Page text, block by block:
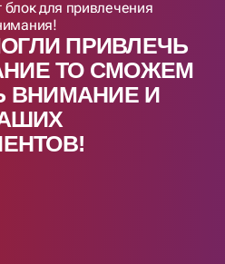
для привлечения
ПРИВЛЕЧЬ
ТО СМОЖЕМ
ВНИМАНИЕ И